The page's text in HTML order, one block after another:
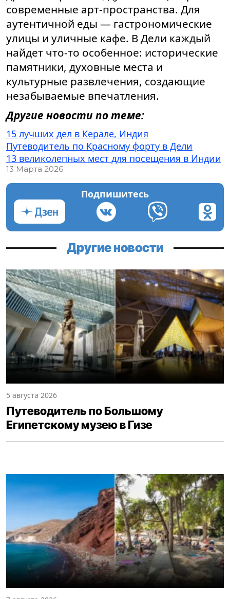
современные арт-пространства. Для
аутентичной еды — гастрономические
улицы и уличные кафе. В Дели каждый
найдет что-то особенное: исторические
памятники, духовные места и
культурные развлечения, создающие
незабываемые впечатления.
Другие новости по теме:
15 лучших дел в Керале, Индия
Путеводитель по Красному форту в Дели
13 великолепных мест для посещения в Индии
13 Марта 2026
Подпишитесь
Другие новости
5 августа 2026
Путеводитель по Большому
Египетскому музею в Гизе